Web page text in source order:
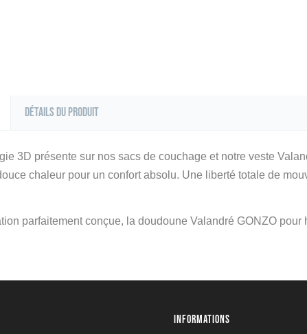
Détails du produit
3D présente sur nos sacs de couchage et notre veste
chaleur pour un confort absolu. Une liberté totale de
parfaitement conçue, la doudoune Valandré GONZO
INFORMATIONS